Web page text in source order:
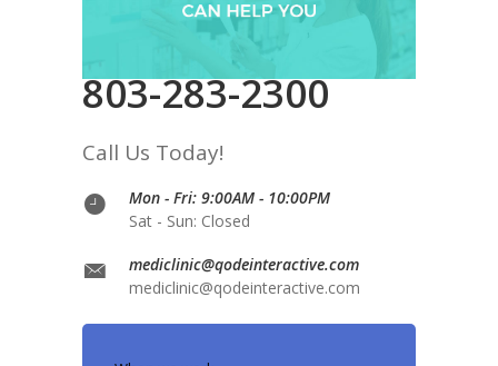
803-283-2300
Call Us Today!
Mon - Fri: 9:00AM - 10:00PM
Sat - Sun: Closed
mediclinic@qodeinteractive.com
mediclinic@qodeinteractive.com